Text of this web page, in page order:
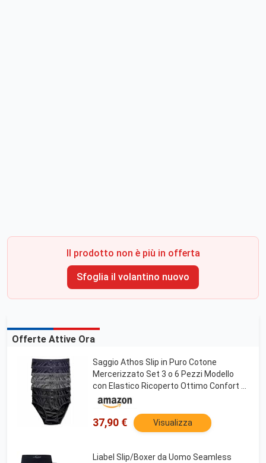
Il prodotto non è più in offerta
Sfoglia il volantino nuovo
Offerte Attive Ora
Saggio Athos Slip in Puro Cotone
Mercerizzato Set 3 o 6 Pezzi Modello
con Elastico Ricoperto Ottimo Confort e
Aderenza Uomo SCURI6PZ 7
37,90 € Visualizza
Liabel Slip/Boxer da Uomo Seamless